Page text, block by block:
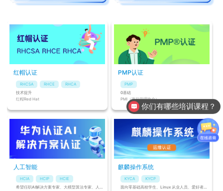
红帽认证
RHCSA RHCE
RHCA
技术提升
红帽Red Hat
PMP认证
PMP
0基础
PMI（项目管理协会）
人工智能
HCIA HCIP
HCIE
麒麟操作系统
KYCA
KYCP
你们有哪些培训课程？